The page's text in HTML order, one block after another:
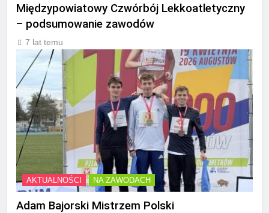
Międzypowiatowy Czwórbój Lekkoatletyczny
– podsumowanie zawodów
7 lat temu
AKTUALNOŚCI NA ZAWODACH
Adam Bajorski Mistrzem Polski